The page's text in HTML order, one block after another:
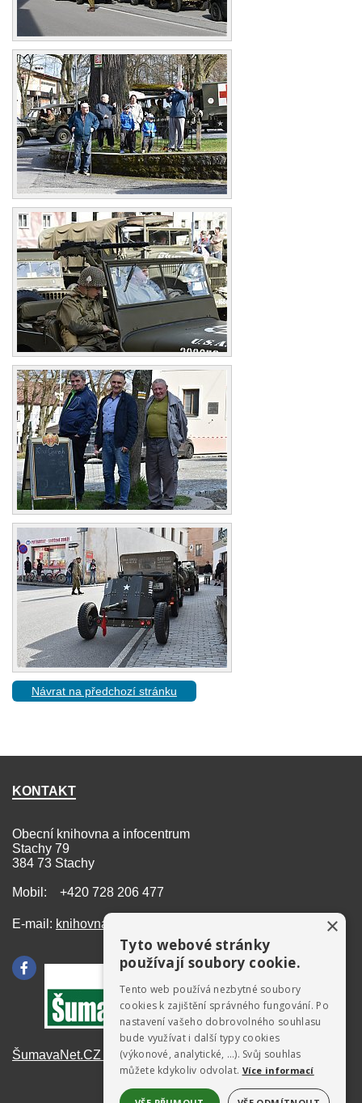
Návrat na předchozí stránku
KONTAKT
Obecní knihovna a infocentrum
Stachy 79
384 73 Stachy
Mobil: +420 728 206 477
E-mail: knihovna@stachy.net
ŠumavaNet.CZ - informace o regionu
×
Tyto webové stránky
používají soubory cookie.
Tento web používá nezbytné soubory
cookies k zajištění správného fungování. Po
nastavení vašeho dobrovolného souhlasu
bude využívat i další typy cookies
(výkonové, analytické, …). Svůj souhlas
můžete kdykoliv odvolat. Více informací